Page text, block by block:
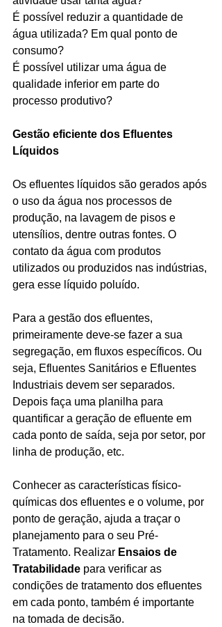
É possível reduzir a quantidade de
água utilizada? Em qual ponto de
consumo?
É possível utilizar uma água de
qualidade inferior em parte do
processo produtivo?
Gestão eficiente dos Efluentes
Líquidos
Os efluentes líquidos são gerados após
o uso da água nos processos de
produção, na lavagem de pisos e
utensílios, dentre outras fontes. O
contato da água com produtos
utilizados ou produzidos nas indústrias,
gera esse líquido poluído.
Para a gestão dos efluentes,
primeiramente deve-se fazer a sua
segregação, em fluxos específicos. Ou
seja, Efluentes Sanitários e Efluentes
Industriais devem ser separados.
Depois faça uma planilha para
quantificar a geração de efluente em
cada ponto de saída, seja por setor, por
linha de produção, etc.
Conhecer as características físico-
químicas dos efluentes e o volume, por
ponto de geração, ajuda a traçar o
planejamento para o seu Pré-
Tratamento. Realizar Ensaios de
Tratabilidade para verificar as
condições de tratamento dos efluentes
em cada ponto, também é importante
na tomada de decisão.